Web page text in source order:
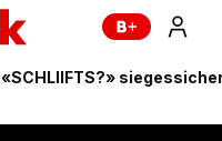
«SCHLIIFTS?»